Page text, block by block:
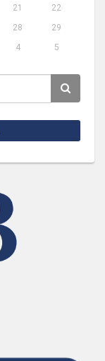
21
22
28
29
4 5